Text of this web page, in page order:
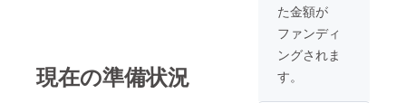
現在の準備状況
た金額が
ファンディ
ングされま
す。